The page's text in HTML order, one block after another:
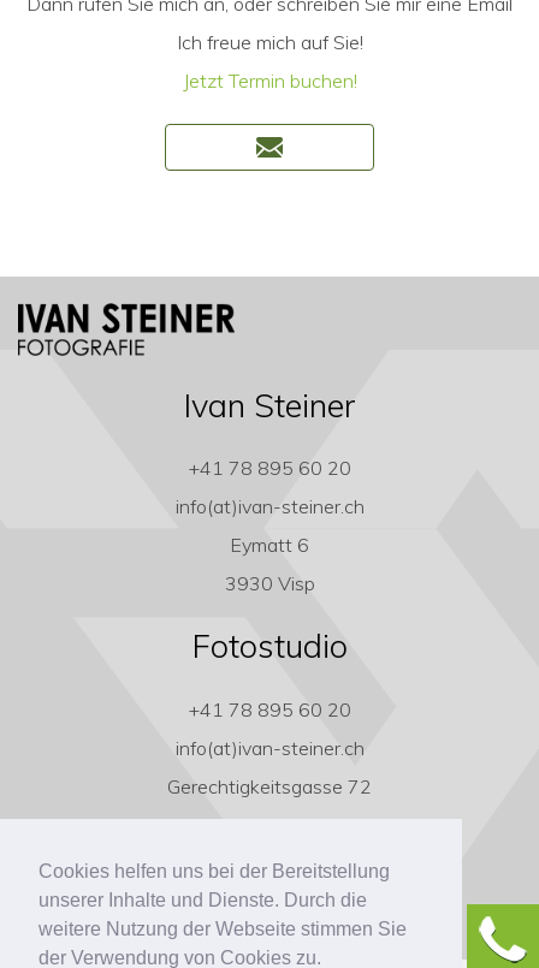
Cookies helfen uns bei der Bereitstellung
unserer Inhalte und Dienste. Durch die
weitere Nutzung der Webseite stimmen Sie
der Verwendung von Cookies zu.
Ich freue mich auf Sie!
Jetzt Termin buchen!
Ivan Steiner
+41 78 895 60 20
info(at)ivan-steiner.ch
Eymatt 6
3930 Visp
Fotostudio
+41 78 895 60 20
info(at)ivan-steiner.ch
Gerechtigkeitsgasse 72
3011 Bern